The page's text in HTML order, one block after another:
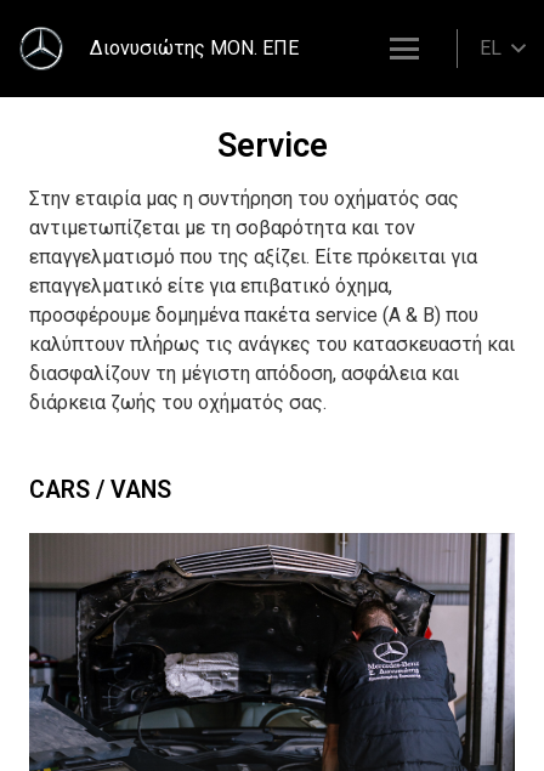
Διονυσιώτης ΜΟΝ. ΕΠΕ EL
Service
Στην εταιρία μας η συντήρηση του οχήματός σας
αντιμετωπίζεται με τη σοβαρότητα και τον
επαγγελματισμό που της αξίζει. Είτε πρόκειται για
επαγγελματικό είτε για επιβατικό όχημα,
προσφέρουμε δομημένα πακέτα service (A & B) που
καλύπτουν πλήρως τις ανάγκες του κατασκευαστή και
διασφαλίζουν τη μέγιστη απόδοση, ασφάλεια και
διάρκεια ζωής του οχήματός σας.
CARS / VANS